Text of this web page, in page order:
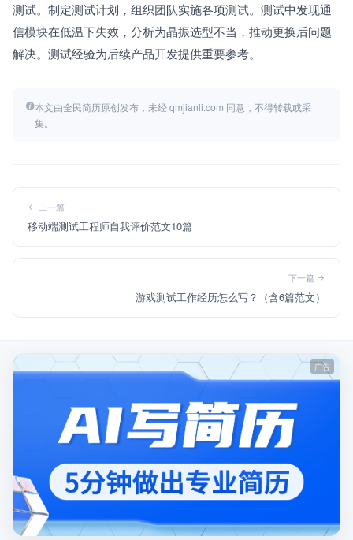
测试。制定测试计划，组织团队实施各项测试。测试中发现通
信模块在低温下失效，分析为晶振选型不当，推动更换后问题
解决。测试经验为后续产品开发提供重要参考。
本文由全民简历原创发布，未经 qmjianli.com 同意，不得转载或采
集。
上一篇
移动端测试工程师自我评价范文10篇
下一篇
游戏测试工作经历怎么写？（含6篇范文）